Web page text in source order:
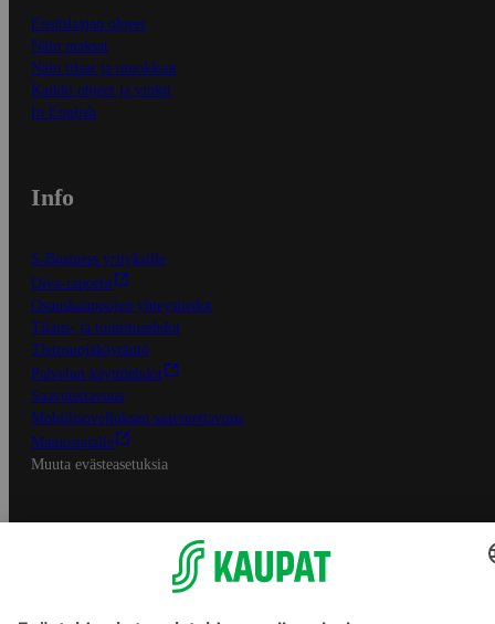
Ensitilaajan ohjeet
Näin maksat
Näin tilaat ja muokkaat
Kaikki ohjeet ja vinkit
In English
Info
S-Business yrityksille
Oiva-raportit
Osuuskauppojen yhteystiedot
Tilaus- ja toimitusehdot
Tietosuojakäytäntö
Palvelun käyttöehdot
Saavutettavuus
Mobiilisovelluksen saavutettavuus
Mainostajalle
Muuta evästeasetuksia
S-ryhmän palvelut